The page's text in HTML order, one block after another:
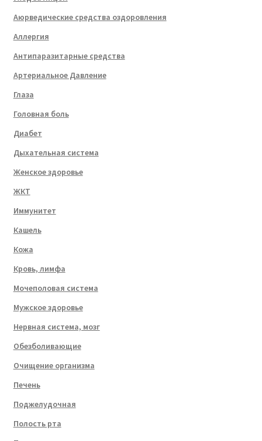
Аюрведические средства оздоровления
Аллергия
Антипаразитарные средства
Артериальное Давление
Глаза
Головная боль
Диабет
Дыхательная система
Женское здоровье
ЖКТ
Иммунитет
Кашель
Кожа
Кровь, лимфа
Мочеполовая система
Мужское здоровье
Нервная система, мозг
Обезболивающие
Очищение организма
Печень
Поджелудочная
Полость рта